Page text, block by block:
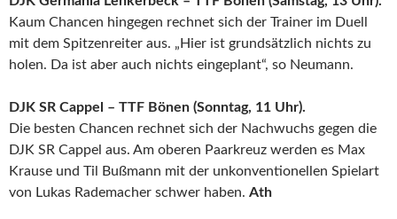
Kaum Chancen hingegen rechnet sich der Trainer im Duell
mit dem Spitzenreiter aus. „Hier ist grundsätzlich nichts zu
holen. Da ist aber auch nichts eingeplant“, so Neumann.
DJK SR Cappel – TTF Bönen (Sonntag, 11 Uhr).
Die besten Chancen rechnet sich der Nachwuchs gegen die
DJK SR Cappel aus. Am oberen Paarkreuz werden es Max
Krause und Til Bußmann mit der unkonventionellen Spielart
von Lukas Rademacher schwer haben. Ath